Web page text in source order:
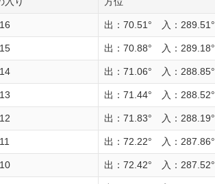
出：70.51° 入：289.51°
出：70.88° 入：289.18°
出：71.06° 入：288.85°
出：71.44° 入：288.52°
出：71.83° 入：288.19°
出：72.22° 入：287.86°
出：72.42° 入：287.52°